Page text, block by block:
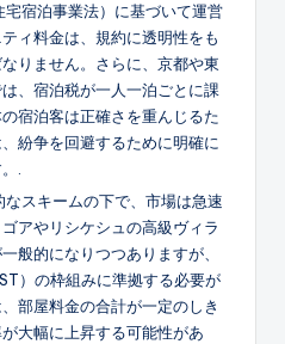
宅宿泊事業法）に基づいて運営
ィ料金は、規約に透明性をも
りません。さらに、京都や東
、宿泊税が一人一泊ごとに課
宿泊客は正確さを重んじるた
紛争を回避するために明確に
.
なスキームの下で、市場は急速
アやリシケシュの高級ヴィラ
般的になりつつありますが、
）の枠組みに準拠する必要が
部屋料金の合計が一定のしき
大幅に上昇する可能性があ